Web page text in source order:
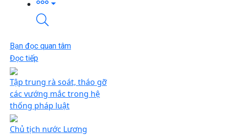
Bạn đọc quan tâm
Đọc tiếp
Tập trung rà soát, tháo gỡ
các vướng mắc trong hệ
thống pháp luật
Chủ tịch nước Lương